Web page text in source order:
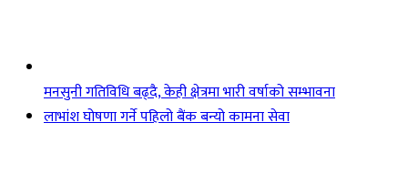
मनसुनी गतिविधि बढ्दै, केही क्षेत्रमा भारी वर्षाको सम्भावना
लाभांश घोषणा गर्ने पहिलो बैंक बन्यो कामना सेवा